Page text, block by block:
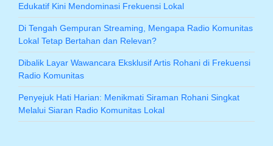
Edukatif Kini Mendominasi Frekuensi Lokal
Di Tengah Gempuran Streaming, Mengapa Radio Komunitas
Lokal Tetap Bertahan dan Relevan?
Dibalik Layar Wawancara Eksklusif Artis Rohani di Frekuensi
Radio Komunitas
Penyejuk Hati Harian: Menikmati Siraman Rohani Singkat
Melalui Siaran Radio Komunitas Lokal